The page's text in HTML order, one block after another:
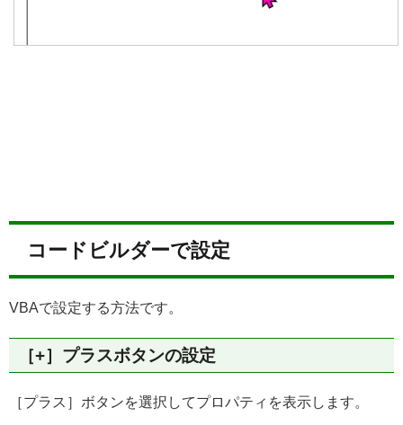
コードビルダーで設定
VBAで設定する方法です。
［+］プラスボタンの設定
［プラス］ボタンを選択してプロパティを表示します。